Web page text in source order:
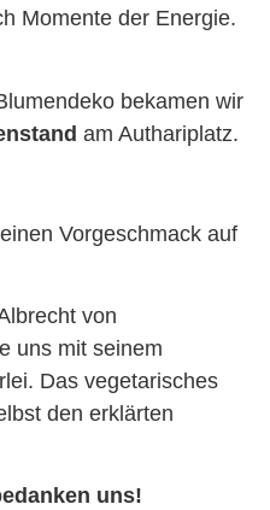
Momente der Energie.
bekamen wir
am Authariplatz.
Vorgeschmack auf
von
uns mit seinem
Das vegetarisches
den erklärten
uns!